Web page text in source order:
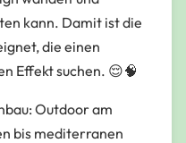
kann. Damit ist die
die einen
Effekt suchen. 😌🧠
Outdoor am
bis mediterranen